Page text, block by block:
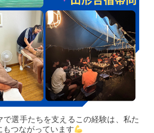
で選手たちを支えるこの経験は、私た
もつながっています